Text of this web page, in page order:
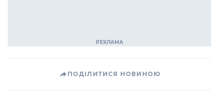
ПОДІЛИТИСЯ НОВИНОЮ